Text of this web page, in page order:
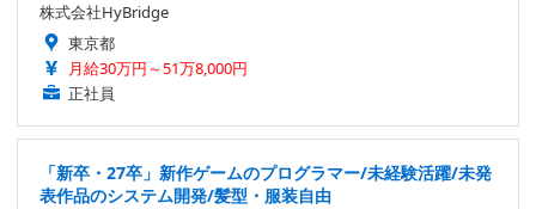
株式会社HyBridge
東京都
月給30万円～51万8,000円
正社員
「新卒・27卒」新作ゲームのプログラマー/未経験活躍/未発
表作品のシステム開発/髪型・服装自由